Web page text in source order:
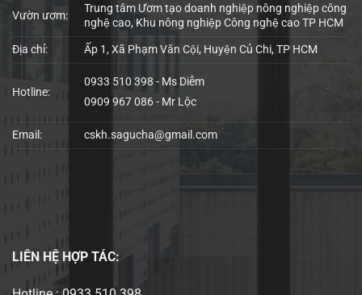
Vườn ươm:
Trung tâm Ươm tạo doanh nghiệp nông nghiệp công
nghệ cao, Khu nông nghiệp Công nghệ cao TP HCM
Địa chỉ: Ấp 1, Xã Phạm Văn Cội, Huyện Củ Chi, TP HCM
Hotline:
0933 510 398 - Ms Diễm
0909 967 086 - Mr Lộc
Email: cskh.sagucha@gmail.com
LIÊN HỆ HỢP TÁC: